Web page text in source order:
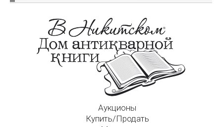
Аукционы
Купить/Продать